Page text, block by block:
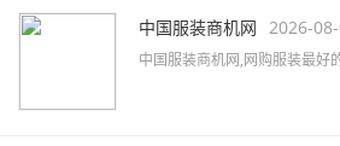
艺品等,致力打造国内最大土特
中国服装商机网 2026-
中国服装商机网,网购服装最好